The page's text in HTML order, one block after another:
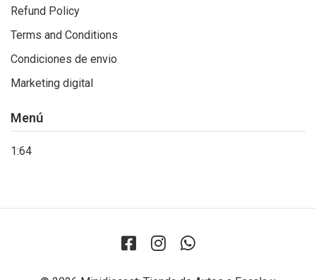
Refund Policy
Terms and Conditions
Condiciones de envio
Marketing digital
Menú
1:64